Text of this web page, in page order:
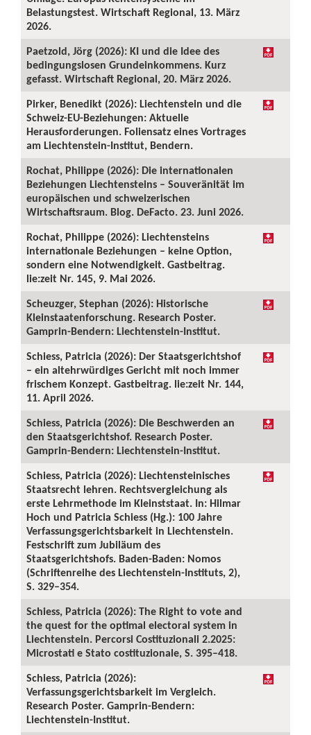
Belastungstest. Wirtschaft Regional, 13. März
2026.
Paetzold, Jörg (2026): KI und die Idee des
bedingungslosen Grundeinkommens. Kurz
gefasst. Wirtschaft Regional, 20. März 2026.
Pirker, Benedikt (2026): Liechtenstein und die
Schweiz-EU-Beziehungen: Aktuelle
Herausforderungen. Foliensatz eines Vortrages
am Liechtenstein-Institut, Bendern.
Rochat, Philippe (2026): Die internationalen
Beziehungen Liechtensteins – Souveränität im
europäischen und schweizerischen
Wirtschaftsraum. Blog. DeFacto. 23. Juni 2026.
Rochat, Philippe (2026): Liechtensteins
internationale Beziehungen – keine Option,
sondern eine Notwendigkeit. Gastbeitrag.
lie:zeit Nr. 145, 9. Mai 2026.
Scheuzger, Stephan (2026): Historische
Kleinstaatenforschung. Research Poster.
Gamprin-Bendern: Liechtenstein-Institut.
Schiess, Patricia (2026): Der Staatsgerichtshof
– ein altehrwürdiges Gericht mit noch immer
frischem Konzept. Gastbeitrag. lie:zeit Nr. 144,
11. April 2026.
Schiess, Patricia (2026): Die Beschwerden an
den Staatsgerichtshof. Research Poster.
Gamprin-Bendern: Liechtenstein-Institut.
Schiess, Patricia (2026): Liechtensteinisches
Staatsrecht lehren. Rechtsvergleichung als
erste Lehrmethode im Kleinststaat. In: Hilmar
Hoch und Patricia Schiess (Hg.): 100 Jahre
Verfassungsgerichtsbarkeit in Liechtenstein.
Festschrift zum Jubiläum des
Staatsgerichtshofs. Baden-Baden: Nomos
(Schriftenreihe des Liechtenstein-Instituts, 2),
S. 329–354.
Schiess, Patricia (2026): The Right to vote and
the quest for the optimal electoral system in
Liechtenstein. Percorsi Costituzionali 2.2025:
Microstati e Stato costituzionale, S. 395–418.
Schiess, Patricia (2026):
Verfassungsgerichtsbarkeit im Vergleich.
Research Poster. Gamprin-Bendern:
Liechtenstein-Institut.